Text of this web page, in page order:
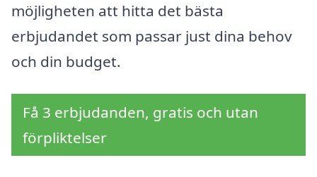
möjligheten att hitta det bästa
erbjudandet som passar just dina behov
och din budget.
Få 3 erbjudanden, gratis och utan
förpliktelser